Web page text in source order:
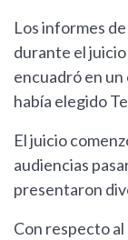
Los informes
durante el
encuadró en
había elegido
El juicio
audiencias
presentaron
Con respecto